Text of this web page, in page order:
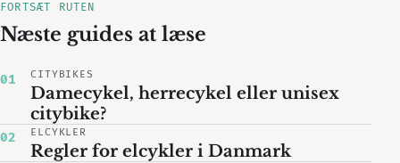
FORTSÆT RUTEN
Næste guides at læse
01 CITYBIKES
Damecykel, herrecykel eller unisex
citybike?
02 ELCYKLER
Regler for elcykler i Danmark